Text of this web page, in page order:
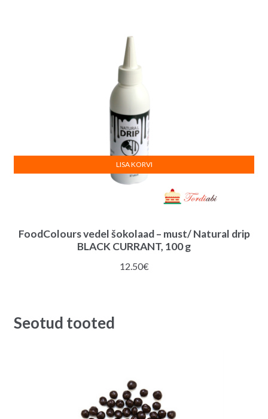
FoodColours vedel šokolaad – must/ Natural drip
BLACK CURRANT, 100 g
12.50€
LISA KORVI
Seotud tooted